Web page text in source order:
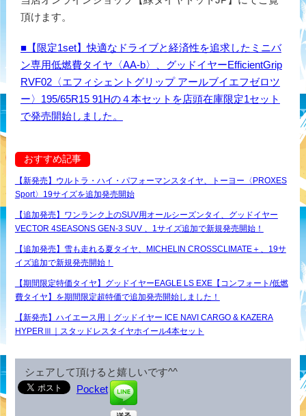
頂けます。
■【限定1set】快適なドライブと経済性を追求したミニバ
ン専用低燃費タイヤ〈AA-b〉、グッドイヤーEfficientGrip
RVF02〈エフィシェントグリップ アールブイエフゼロツ
ー〉195/65R15 91Hの４本セットを店頭在庫限定1セット
で発売開始しました。
おすすめ記事
【新発売】ウルトラ・ハイ・パフォーマンスタイヤ、トーヨー〈PROXES
Sport〉19サイズを追加発売開始
【追加発売】ワンランク上のSUV用オールシーズンタイ、グッドイヤー
VECTOR 4SEASONS GEN-3 SUV 、1サイズ追加で新規発売開始！
【追加発売】雪も走れる夏タイヤ、MICHELIN CROSSCLIMATE＋、19サ
イズ追加で新規発売開始！
【期間限定特価タイヤ】グッドイヤーEAGLE LS EXE【コンフォート/低燃
費タイヤ】を期間限定超特価で追加発売開始しました！
【新発売】ハイエース用｜グッドイヤー ICE NAVI CARGO & KAZERA
HYPERⅢ｜スタッドレスタイヤホイール4本セット
シェアして頂けると嬉しいです^^
Pocket